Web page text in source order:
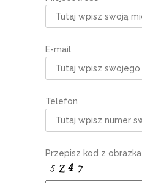
E-mail
Telefon
Przepisz kod z obrazka